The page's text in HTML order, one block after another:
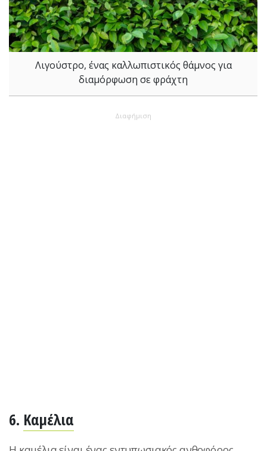
Λιγούστρο, ένας καλλωπιστικός θάμνος για
διαμόρφωση σε φράχτη
Διαφήμιση
6. Καμέλια